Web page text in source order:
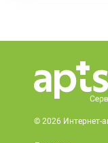
© 2026 Интернет-